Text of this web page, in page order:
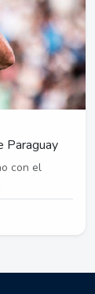
Paraguay
con el